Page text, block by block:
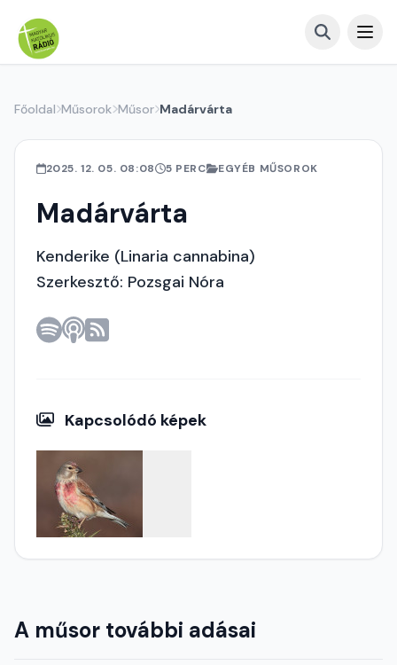
Főoldal Műsorok Műsor Madárvárta
2025. 12. 05. 08:08 5 PERC EGYÉB MŰSOROK
Madárvárta
Kenderike (Linaria cannabina)
Szerkesztő: Pozsgai Nóra
Kapcsolódó képek
A műsor további adásai